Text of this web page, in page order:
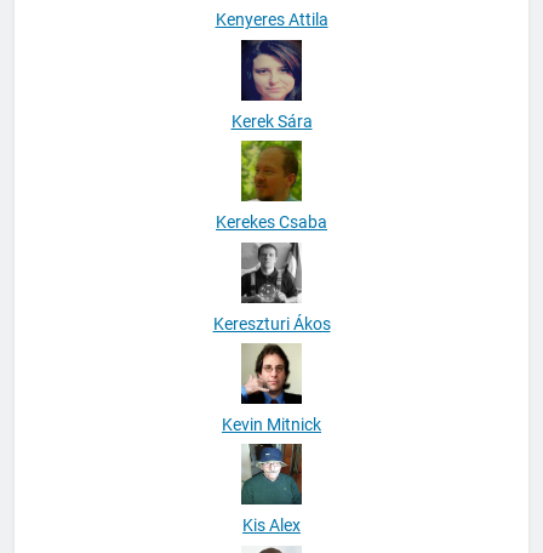
Kenyeres Attila
Kerek Sára
Kerekes Csaba
Kereszturi Ákos
Kevin Mitnick
Kis Alex